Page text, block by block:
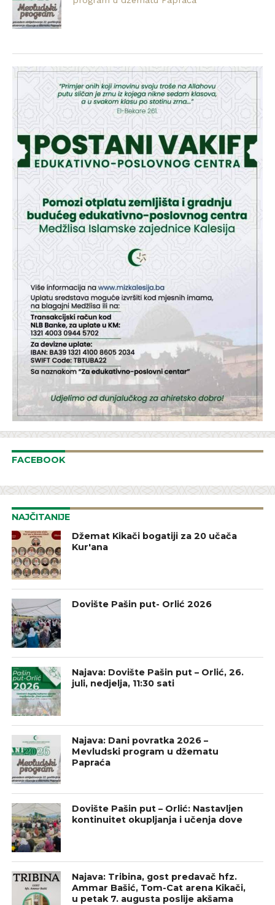
FACEBOOK
NAJČITANIJE
Džemat Kikači bogatiji za 20 učača
Kur'ana
Dovište Pašin put- Orlić 2026
Najava: Dovište Pašin put – Orlić, 26.
juli, nedjelja, 11:30 sati
Najava: Dani povratka 2026 –
Mevludski program u džematu
Papraća
Dovište Pašin put – Orlić: Nastavljen
kontinuitet okupljanja i učenja dove
Najava: Tribina, gost predavač hfz.
Ammar Bašić, Tom-Cat arena Kikači,
u petak 7. augusta poslije akšama